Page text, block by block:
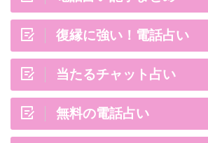
復縁に強い！電話占い
当たるチャット占い
無料の電話占い